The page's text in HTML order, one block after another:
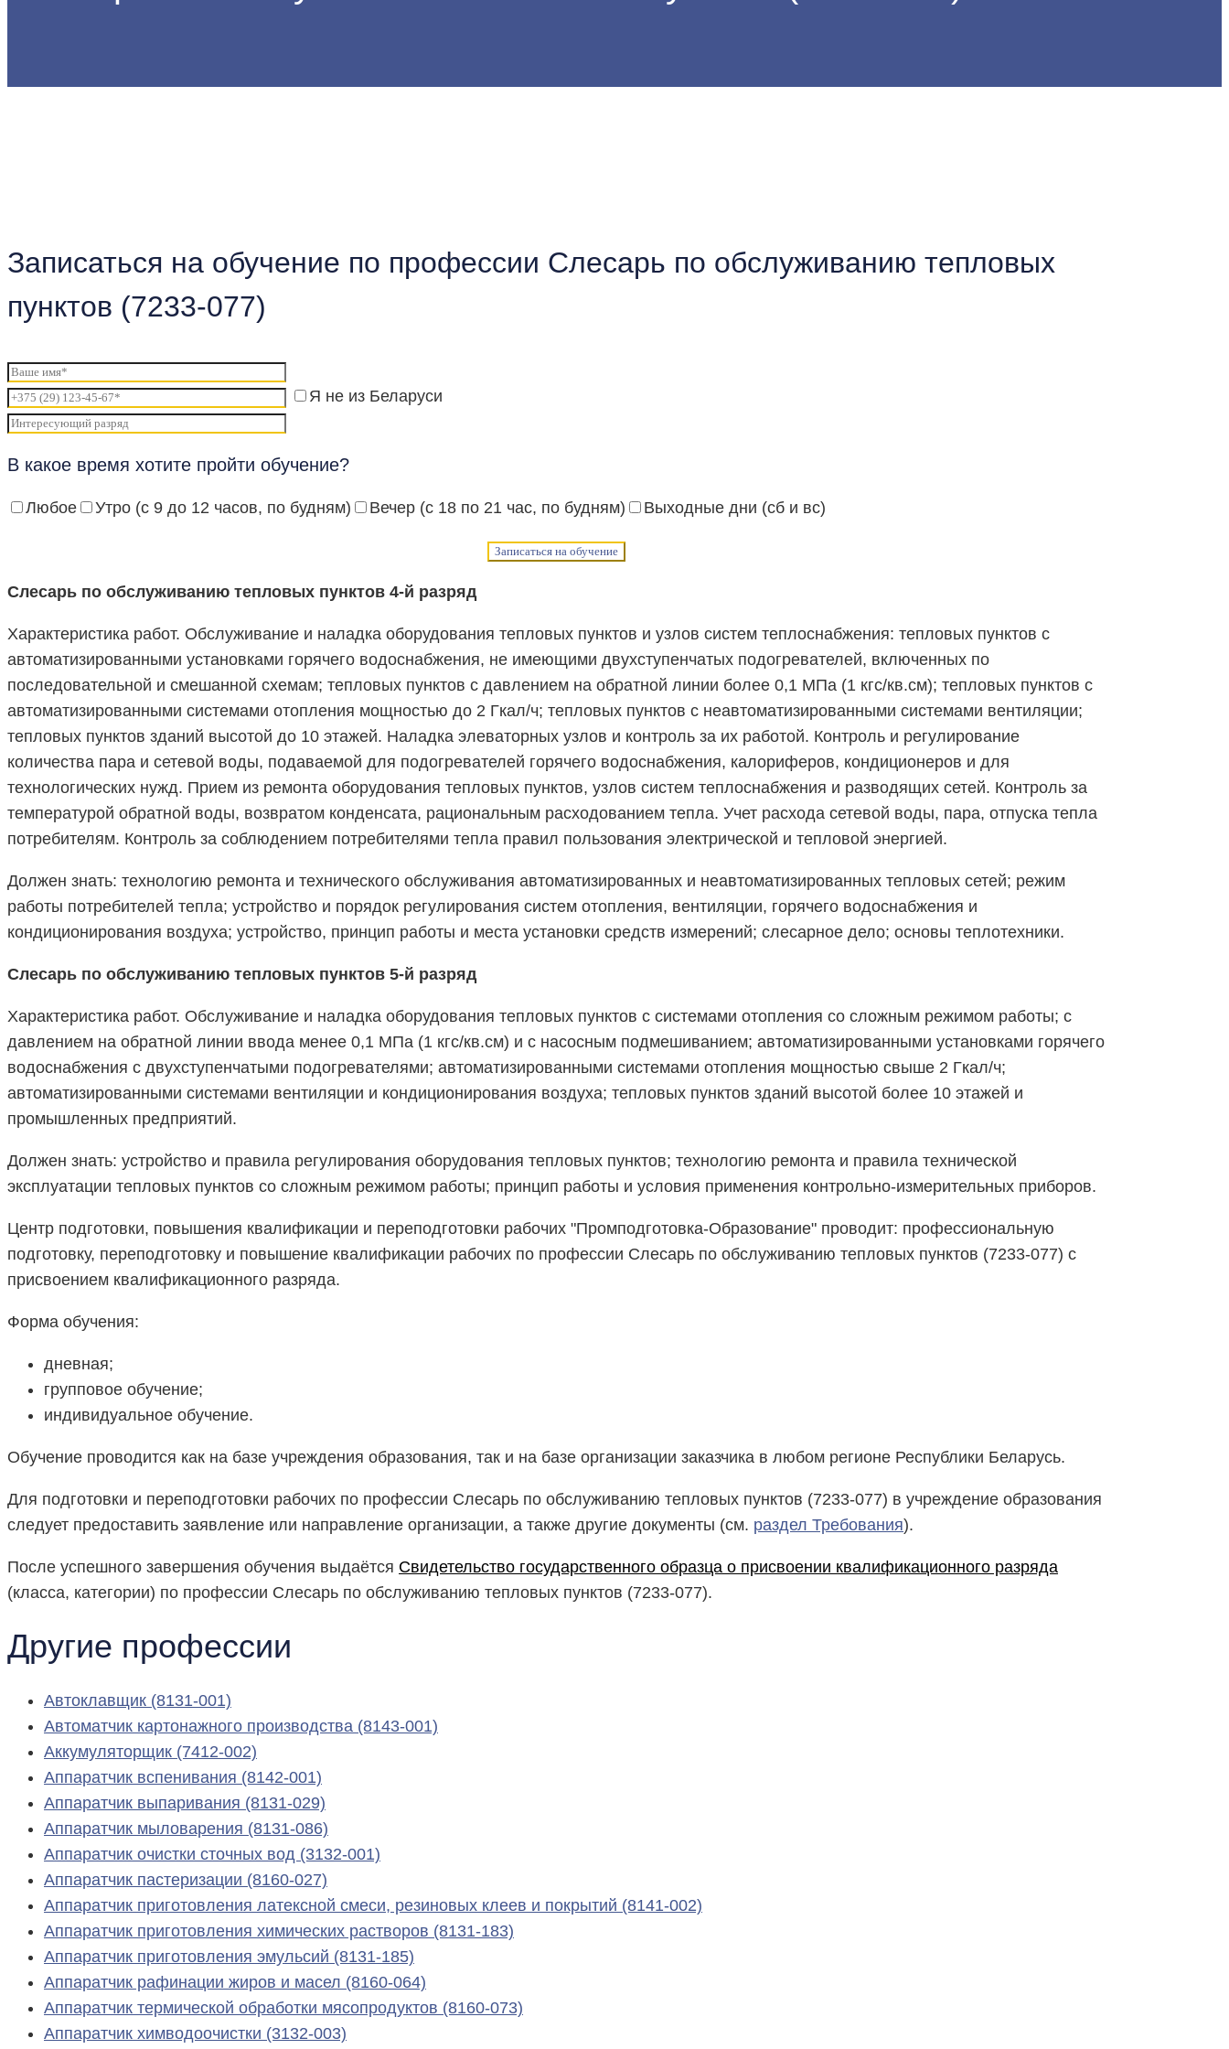
Записаться на обучение по профессии Слесарь по обслуживанию тепловых
пунктов (7233-077)
Я не из Беларуси
В какое время хотите пройти обучение?
Любое Утро (с 9 до 12 часов, по будням) Вечер (с 18 по 21 час, по будням) Выходные дни (сб и вс)
Записаться на обучение
Слесарь по обслуживанию тепловых пунктов 4-й разряд
Характеристика работ. Обслуживание и наладка оборудования тепловых пунктов и узлов систем теплоснабжения: тепловых пунктов с
автоматизированными установками горячего водоснабжения, не имеющими двухступенчатых подогревателей, включенных по
последовательной и смешанной схемам; тепловых пунктов с давлением на обратной линии более 0,1 МПа (1 кгс/кв.см); тепловых пунктов с
автоматизированными системами отопления мощностью до 2 Гкал/ч; тепловых пунктов с неавтоматизированными системами вентиляции;
тепловых пунктов зданий высотой до 10 этажей. Наладка элеваторных узлов и контроль за их работой. Контроль и регулирование
количества пара и сетевой воды, подаваемой для подогревателей горячего водоснабжения, калориферов, кондиционеров и для
технологических нужд. Прием из ремонта оборудования тепловых пунктов, узлов систем теплоснабжения и разводящих сетей. Контроль за
температурой обратной воды, возвратом конденсата, рациональным расходованием тепла. Учет расхода сетевой воды, пара, отпуска тепла
потребителям. Контроль за соблюдением потребителями тепла правил пользования электрической и тепловой энергией.
Должен знать: технологию ремонта и технического обслуживания автоматизированных и неавтоматизированных тепловых сетей; режим
работы потребителей тепла; устройство и порядок регулирования систем отопления, вентиляции, горячего водоснабжения и
кондиционирования воздуха; устройство, принцип работы и места установки средств измерений; слесарное дело; основы теплотехники.
Слесарь по обслуживанию тепловых пунктов 5-й разряд
Характеристика работ. Обслуживание и наладка оборудования тепловых пунктов с системами отопления со сложным режимом работы; с
давлением на обратной линии ввода менее 0,1 МПа (1 кгс/кв.см) и с насосным подмешиванием; автоматизированными установками горячего
водоснабжения с двухступенчатыми подогревателями; автоматизированными системами отопления мощностью свыше 2 Гкал/ч;
автоматизированными системами вентиляции и кондиционирования воздуха; тепловых пунктов зданий высотой более 10 этажей и
промышленных предприятий.
Должен знать: устройство и правила регулирования оборудования тепловых пунктов; технологию ремонта и правила технической
эксплуатации тепловых пунктов со сложным режимом работы; принцип работы и условия применения контрольно-измерительных приборов.
Центр подготовки, повышения квалификации и переподготовки рабочих "Промподготовка-Образование" проводит: профессиональную
подготовку, переподготовку и повышение квалификации рабочих по профессии Слесарь по обслуживанию тепловых пунктов (7233-077) с
присвоением квалификационного разряда.
Форма обучения:
дневная;
групповое обучение;
индивидуальное обучение.
Обучение проводится как на базе учреждения образования, так и на базе организации заказчика в любом регионе Республики Беларусь.
Для подготовки и переподготовки рабочих по профессии Слесарь по обслуживанию тепловых пунктов (7233-077) в учреждение образования
следует предоставить заявление или направление организации, а также другие документы (см. раздел Требования).
После успешного завершения обучения выдаётся Свидетельство государственного образца о присвоении квалификационного разряда
(класса, категории) по профессии Слесарь по обслуживанию тепловых пунктов (7233-077).
Другие профессии
Автоклавщик (8131-001)
Автоматчик картонажного производства (8143-001)
Аккумуляторщик (7412-002)
Аппаратчик вспенивания (8142-001)
Аппаратчик выпаривания (8131-029)
Аппаратчик мыловарения (8131-086)
Аппаратчик очистки сточных вод (3132-001)
Аппаратчик пастеризации (8160-027)
Аппаратчик приготовления латексной смеси, резиновых клеев и покрытий (8141-002)
Аппаратчик приготовления химических растворов (8131-183)
Аппаратчик приготовления эмульсий (8131-185)
Аппаратчик рафинации жиров и масел (8160-064)
Аппаратчик термической обработки мясопродуктов (8160-073)
Аппаратчик химводоочистки (3132-003)